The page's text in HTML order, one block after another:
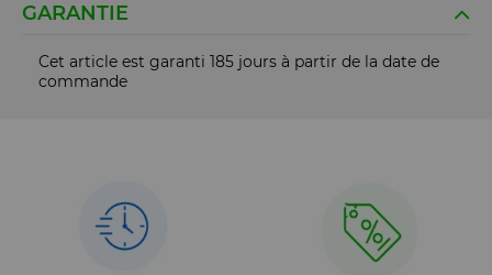
GARANTIE
Cet article est garanti 185 jours à partir de la date de
commande